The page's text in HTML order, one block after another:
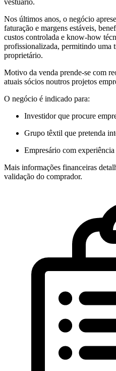
Nos últimos anos, o negócio
faturação e margens estáveis,
custos controlada e know-how
profissionalizada, permitindo uma
proprietário.
Motivo da venda prende-se com
atuais sócios noutros projetos
O negócio é indicado para:
Investidor que procure
Grupo têxtil que pretenda
Empresário com
Mais informações financeiras
validação do comprador.